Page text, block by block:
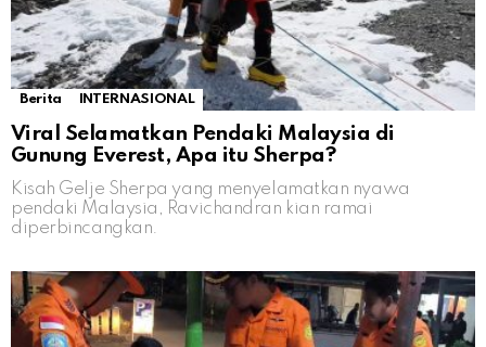
Berita INTERNASIONAL
Viral Selamatkan Pendaki Malaysia di
Gunung Everest, Apa itu Sherpa?
Kisah Gelje Sherpa yang menyelamatkan nyawa
pendaki Malaysia, Ravichandran kian ramai
diperbincangkan.